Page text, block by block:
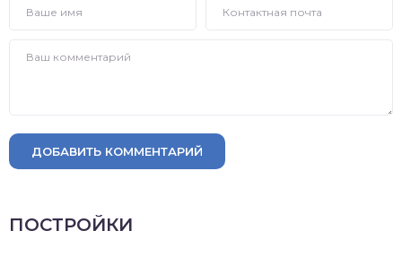
ДОБАВИТЬ КОММЕНТАРИЙ
ПОСТРОЙКИ